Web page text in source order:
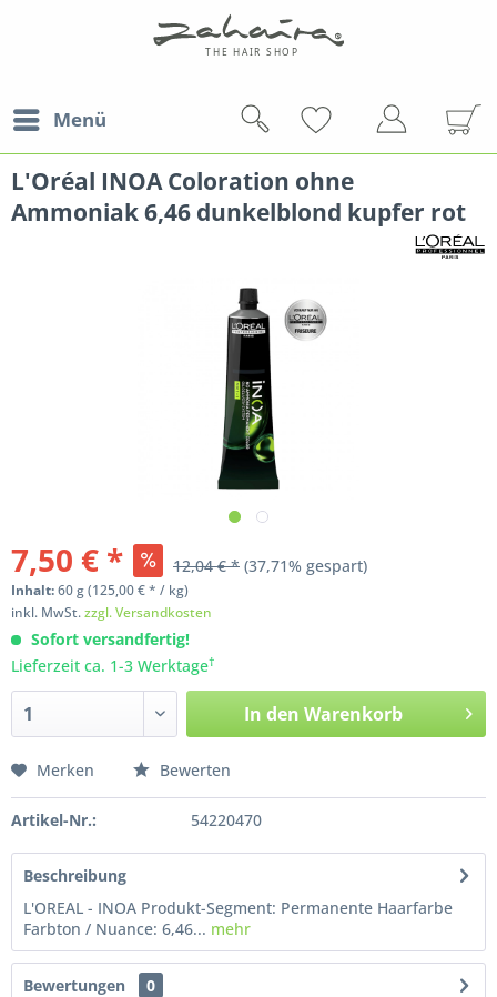
Menü
L'Oréal INOA Coloration ohne
Ammoniak 6,46 dunkelblond kupfer rot
7,50 € * 12,04 € * (37,71% gespart)
Inhalt:60g(125,00 € * / kg)
inkl. MwSt.zzgl. Versandkosten
Sofort versandfertig!
Lieferzeit ca. 1-3 Werktage†
In den Warenkorb
Merken Bewerten
Artikel-Nr.: 54220470
Beschreibung
L'OREAL - INOA Produkt-Segment: Permanente Haarfarbe
Farbton / Nuance: 6,46... mehr
Bewertungen
0